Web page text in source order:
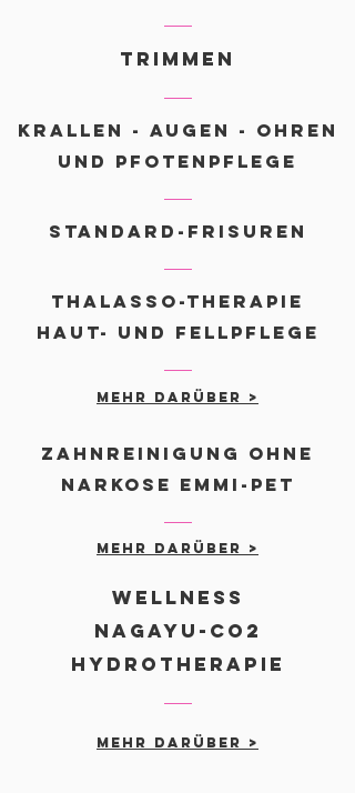
TRIMMEN
KRALLEN - AUGEN - OHREN
UND PFOTENPFLEGE
STANDARD-FRISUREN
THALASSO-THERAPIE
Haut- und Fellpflege
mehr darüber >
Zahnreinigung ohne
Narkose EMMI-PET
WELLNESS
NAGAYU-CO2
HYDROTHERAPIE
mehr darüber >
mehr darüber >